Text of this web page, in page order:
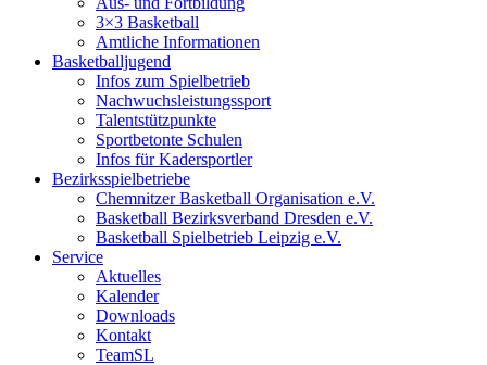
3×3 Basketball
Amtliche Informationen
Basketballjugend
Infos zum Spielbetrieb
Nachwuchsleistungssport
Talentstützpunkte
Sportbetonte Schulen
Infos für Kadersportler
Bezirksspielbetriebe
Chemnitzer Basketball Organisation e.V.
Basketball Bezirksverband Dresden e.V.
Basketball Spielbetrieb Leipzig e.V.
Service
Aktuelles
Kalender
Downloads
Kontakt
TeamSL